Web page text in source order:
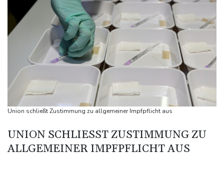
Verkehrsminister Bilger verteidigt Aussetzung von
Sonntagsfahrverbot für Lkw
Maextro S800: Chinas Luxusangriff auf Maybach und S-Klasse
Leverkusen verlängert mit Carro und Rolfes
Opel Grandland Electric AWD: Zugkraft für den Wohnwagen
Schwimm-EM: Freiwasserstaffel um Wellbrock gewinnt Gold
US-Senat bestätigt Trumps umstrittenen Justizminister Blanche
Vulkan Ätna auf Sizilien erneut ausgebrochen - Ankünfte am
Union schließt Zustimmung zu allgemeiner Impfpflicht aus
UNION SCHLIESST ZUSTIMMUNG ZU A
LLGEMEINER IMPFPFLICHT AUS